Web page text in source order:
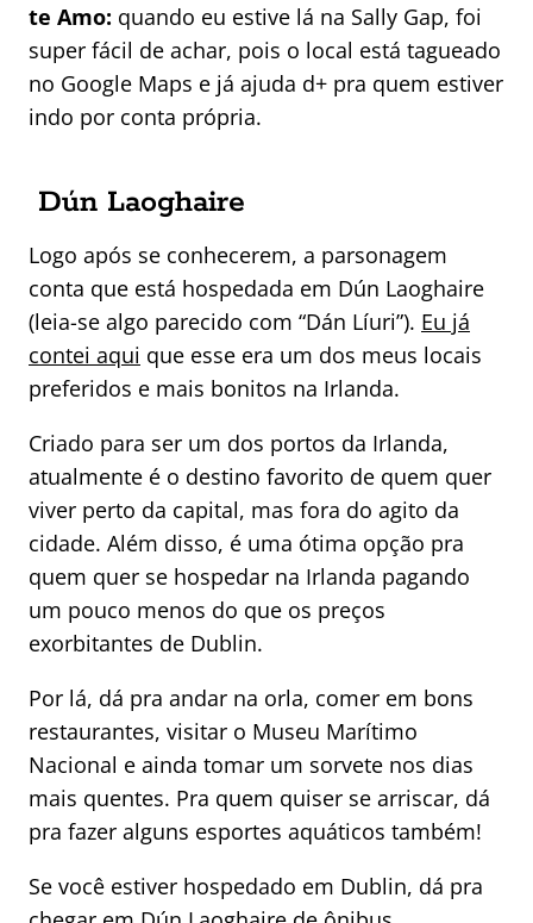
te Amo: quando eu estive lá na Sally Gap, foi
super fácil de achar, pois o local está tagueado
no Google Maps e já ajuda d+ pra quem estiver
indo por conta própria.
Dún Laoghaire
Logo após se conhecerem, a parsonagem
conta que está hospedada em Dún Laoghaire
(leia-se algo parecido com “Dán Líuri”). Eu já
contei aqui que esse era um dos meus locais
preferidos e mais bonitos na Irlanda.
Criado para ser um dos portos da Irlanda,
atualmente é o destino favorito de quem quer
viver perto da capital, mas fora do agito da
cidade. Além disso, é uma ótima opção pra
quem quer se hospedar na Irlanda pagando
um pouco menos do que os preços
exorbitantes de Dublin.
Por lá, dá pra andar na orla, comer em bons
restaurantes, visitar o Museu Marítimo
Nacional e ainda tomar um sorvete nos dias
mais quentes. Pra quem quiser se arriscar, dá
pra fazer alguns esportes aquáticos também!
Se você estiver hospedado em Dublin, dá pra